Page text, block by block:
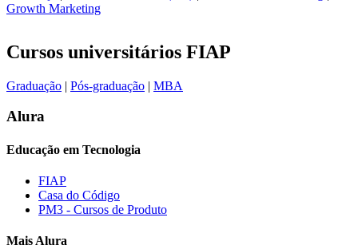
Growth Marketing
Cursos universitários FIAP
Graduação | Pós-graduação | MBA
Alura
Educação em Tecnologia
FIAP
Casa do Código
PM3 - Cursos de Produto
Mais Alura